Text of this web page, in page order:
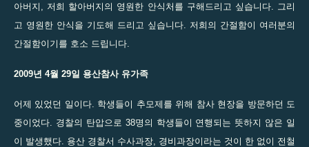
아버지, 저희 할아버지의 영원한 안식처를 구해드리고 싶습니다. 그리
고 영원한 안식을 기도해 드리고 싶습니다. 저희의 간절함이 여러분의
간절함이기를 호소 드립니다.
2009년 4월 29일 용산참사 유가족
어제 있었던 일이다. 학생들이 추모제를 위해 참사 현장을 방문하던 도
중이었다. 경찰의 탄압으로 38명의 학생들이 연행되는 뜻하지 않은 일
이 발생했다. 용산 경찰서 수사과장, 경비과장이라는 것이 한 없이 전철